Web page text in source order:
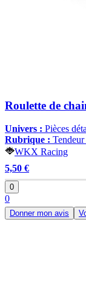
Roulette de
Univers : Pièces
Rubrique :
WKX Racing
5,50 €
0
0
Donner mon avis